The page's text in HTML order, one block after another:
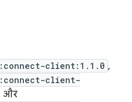
client:1.1.0 ,
client-
और